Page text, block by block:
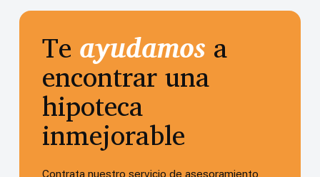
Vaciar
Te ayudamos a
encontrar una
hipoteca
inmejorable
Contrata nuestro servicio de asesoramiento